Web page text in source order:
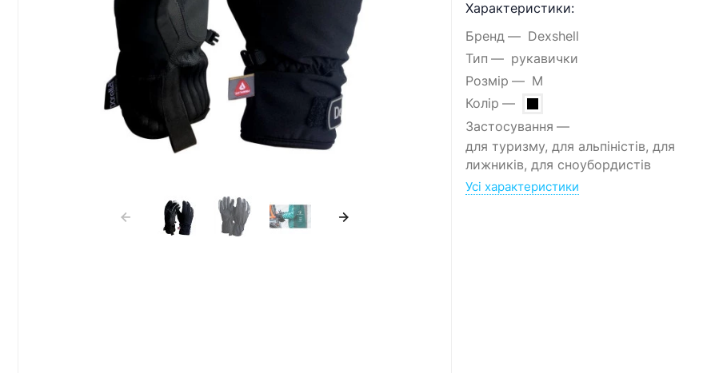
Характеристики:
Бренд
Dexshell
Тип
рукавички
Розмір
M
Колір
Застосування
для туризму, для альпіністів, для
лижників, для сноубордистів
Усі характеристики